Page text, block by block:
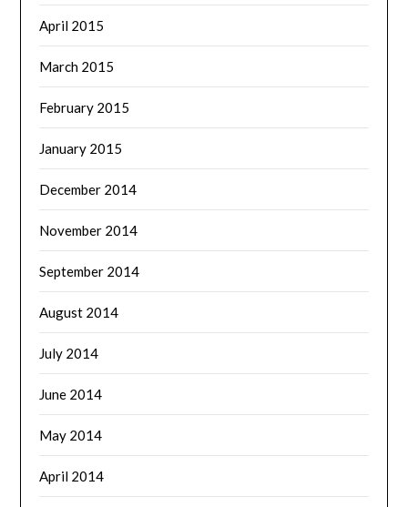
April 2015
March 2015
February 2015
January 2015
December 2014
November 2014
September 2014
August 2014
July 2014
June 2014
May 2014
April 2014